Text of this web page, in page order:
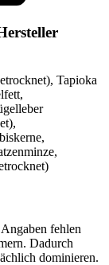
Tapioka
fehlen
Dadurch
dominieren.